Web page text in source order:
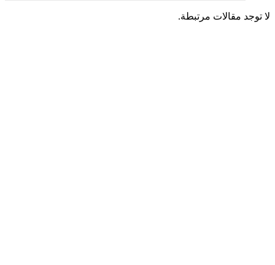
لا توجد مقالات مرتبطة.